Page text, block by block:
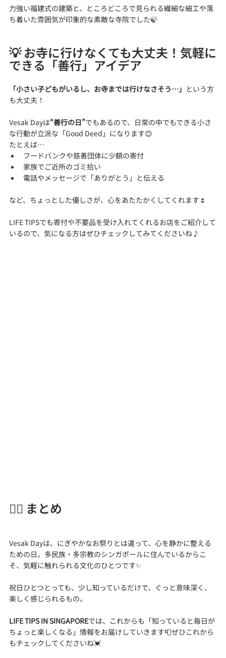
力強い福建式の建築と、ところどころで見られる繊細な細工や落
ち着いた雰囲気が印象的な素敵な寺院でした🍃
💡 お寺に行けなくても大丈夫！気軽に
できる「善行」アイデア
「小さい子どもがいるし、お寺までは行けなさそう…」 という方
も大丈夫！
Vesak Dayは“善行の日”でもあるので、日常の中でもできる小さ
な行動が立派な「Good Deed」になります😊
たとえば…
フードバンクや慈善団体に少額の寄付
家族でご近所のゴミ拾い
電話やメッセージで「ありがとう」と伝える
など、ちょっとした優しさが、心をあたたかくしてくれます🌷
LIFE TIPSでも寄付や不要品を受け入れてくれるお店をご紹介して
いるので、気になる方はぜひチェックしてみてくださいね♪
🧘‍♀️ まとめ
Vesak Dayは、にぎやかなお祭りとは違って、心を静かに整える
ための日。多民族・多宗教のシンガポールに住んでいるからこ
そ、気軽に触れられる文化のひとつです✨
祝日ひとつとっても、少し知っているだけで、ぐっと意味深く、
楽しく感じられるもの。
LIFE TIPS IN SINGAPOREでは、これからも「知っていると毎日が
ちょっと楽しくなる」情報をお届けしていきます📮ぜひこれから
もチェックしてくださいね💓